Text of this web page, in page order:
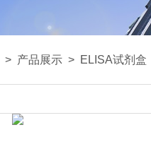
> 产品展示 > ELISA试剂盒